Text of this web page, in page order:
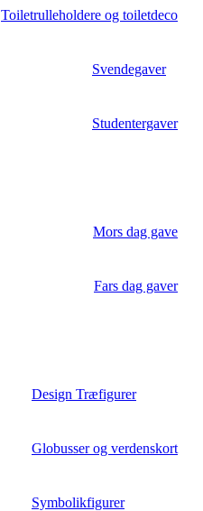
Toiletrulleholdere og toiletdeco
Svendegaver
Studentergaver
Mors dag gave
Fars dag gaver
Design Træfigurer
Globusser og verdenskort
Symbolikfigurer